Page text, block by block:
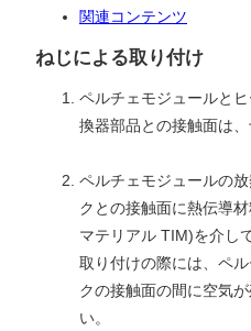
関連コンテンツ
ねじによる取り付け
ペルチェモジュールと
換器部品との接触面は、
ペルチェモジュールの
クとの接触面に熱伝導
マテリアル TIM)を介し
取り付けの際には、ペ
クの接触面の間に空気
い。